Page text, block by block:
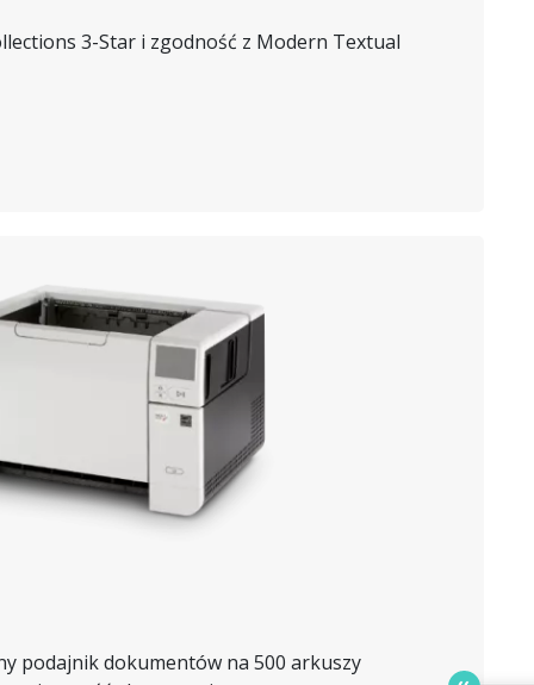
3-Star i zgodność z Modern Textual
podajnik dokumentów na 500 arkuszy